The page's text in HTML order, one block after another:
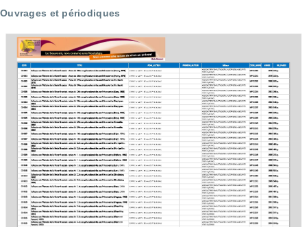
Ouvrages et périodiques